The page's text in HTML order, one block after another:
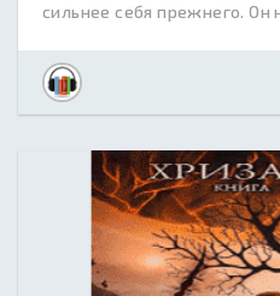
сильнее себя прежнего. Он